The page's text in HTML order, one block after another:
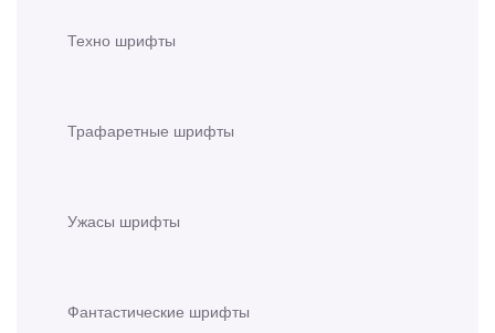
Техно шрифты
Трафаретные шрифты
Ужасы шрифты
Фантастические шрифты